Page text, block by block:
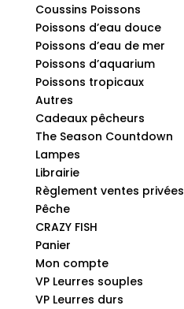
Coussins Poissons
Poissons d’eau douce
Poissons d’eau de mer
Poissons d’aquarium
Poissons tropicaux
Autres
Cadeaux pêcheurs
The Season Countdown
Lampes
Librairie
Règlement ventes privées
Pêche
CRAZY FISH
Panier
Mon compte
VP Leurres souples
VP Leurres durs